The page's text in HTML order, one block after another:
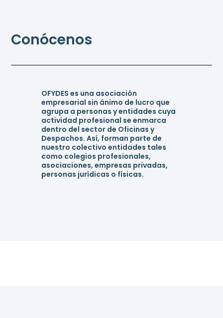
Conócenos
OFYDES es una asociación
empresarial sin ánimo de lucro que
agrupa a personas y entidades cuya
actividad profesional se enmarca
dentro del sector de Oficinas y
Despachos. Así, forman parte de
nuestro colectivo entidades tales
como colegios profesionales,
asociaciones, empresas privadas,
personas jurídicas o físicas.